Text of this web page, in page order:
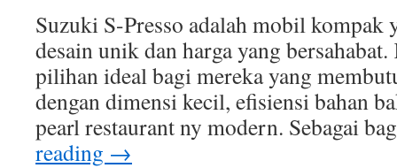
Suzuki S-Presso adalah mobil kompak
desain unik dan harga yang
pilihan ideal bagi mereka yang
dengan dimensi kecil, efisiensi bahan
pearl restaurant ny modern. Sebagai
reading →